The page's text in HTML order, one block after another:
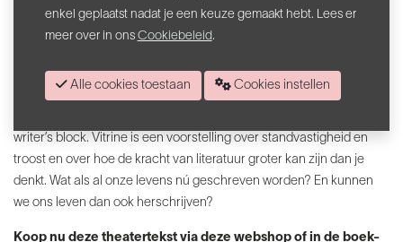
Vitrine
komst van een grote boekenketen, biedt een kleine onafhankelijke
writer’s block. Vitrine is een voorstelling over standvastigheid en
troost en over hoe de kracht van literatuur groter kan zijn dan je
denkt. Wat als al onze levens nú geschreven worden? En kunnen
we ons leven dan ook herschrijven?
Koop nu deze theatertekst via deze webshop of in de boek-
enkel geplaatst nadat je een keuze gemaakt hebt. Lees er
meer over in ons Cookiebeleid.
Alle cookies toestaan Cookies instellen